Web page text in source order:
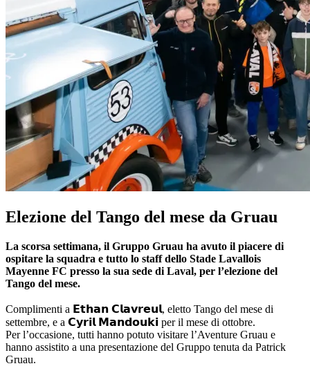
Elezione del Tango del mese da Gruau
La scorsa settimana, il Gruppo Gruau ha avuto il piacere di
ospitare la squadra e tutto lo staff dello Stade Lavallois
Mayenne FC presso la sua sede di Laval, per l’elezione del
Tango del mese.
Complimenti a 𝗘𝘁𝗵𝗮𝗻 𝗖𝗹𝗮𝘃𝗿𝗲𝘂𝗹, eletto Tango del mese di
settembre, e a 𝗖𝘆𝗿𝗶𝗹 𝗠𝗮𝗻𝗱𝗼𝘂𝗸𝗶 per il mese di ottobre.
Per l’occasione, tutti hanno potuto visitare l’Aventure Gruau e
hanno assistito a una presentazione del Gruppo tenuta da Patrick
Gruau.